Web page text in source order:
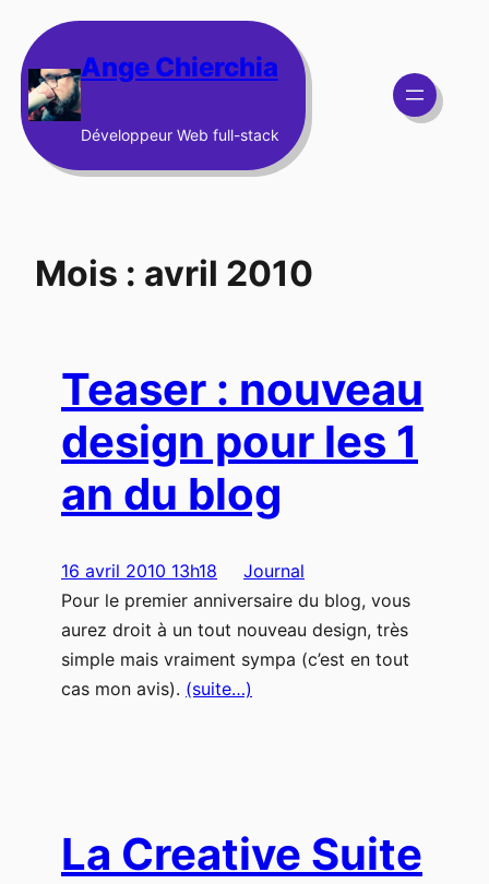
au
contenu Ange Chierchia
Développeur Web full-stack
Mois : avril 2010
Teaser : nouveau
design pour les 1
an du blog
16 avril 2010 13h18
Journal
Pour le premier anniversaire du blog, vous
aurez droit à un tout nouveau design, très
simple mais vraiment sympa (c’est en tout
cas mon avis). (suite…)
La Creative Suite